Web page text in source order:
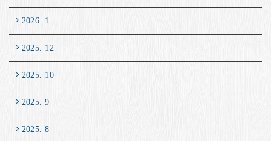
2026. 1
2025. 12
2025. 10
2025. 9
2025. 8